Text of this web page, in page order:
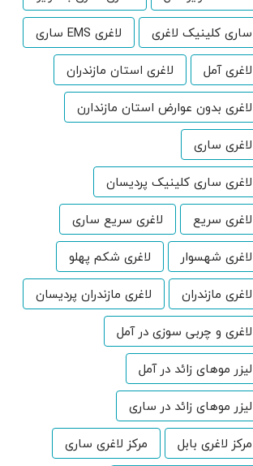
ساری کلینیک لاغری
لاغری EMS ساری
لاغری آمل
لاغری استان مازندران
لاغری بدون عوارض استان مازندارن
لاغری ساری
لاغری ساری کلینیک پردیسان
لاغری سریع
لاغری سریع ساری
لاغری شهسوار
لاغری شکم پهلو
لاغری مازندران
لاغری مازندران پردیسان
لاغری و چربی سوزی در آمل
لیزر موهای زائد در آمل
لیزر موهای زائد در ساری
مرکز لاغری بابل
مرکز لاغری ساری